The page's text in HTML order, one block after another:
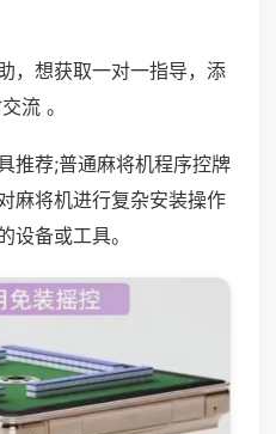
，想获取一对一指导，添
流 。
推荐;普通麻将机程序控牌
麻将机进行复杂安装操作
设备或工具。